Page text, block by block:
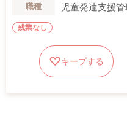
職種 児童発達支援
残業なし
キープする